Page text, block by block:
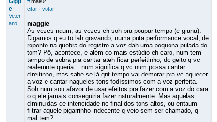
Gipp
e
Veter
ano
# mai/04
citar· votar
maggie
As vezes naum, as vezes eh soh pra poupar tempo (e grana).
Digamos q eu to lah gravando, numa puta performance vocal, de
repente na quebra de registro a voz dah uma pequena pulada de
tom? Pô, acontece, e além do mais estúdio eh caro, num tem
tempo de sobra pra cantar ateh ficar perfeitinho, do geito q vc
realemnte queria... num significa q vc num possa cantar
direitinho, mas sabe-se lá qnt tempo vai demorar pra vc aquecer
a voz e cantar naqueles tons fodíssimos com a voz perfeita.
Soh num sou afavor de usar efeitos pra fazer com a voz do cara
o q ele jamais conseguiria fazer naturalmente. Mas aquelas
diminuidas de intencidade no final dos tons altos, ou entaum
filtrar aquele pigarrinho indecente q veio sem ser chamado, q
mal tem?